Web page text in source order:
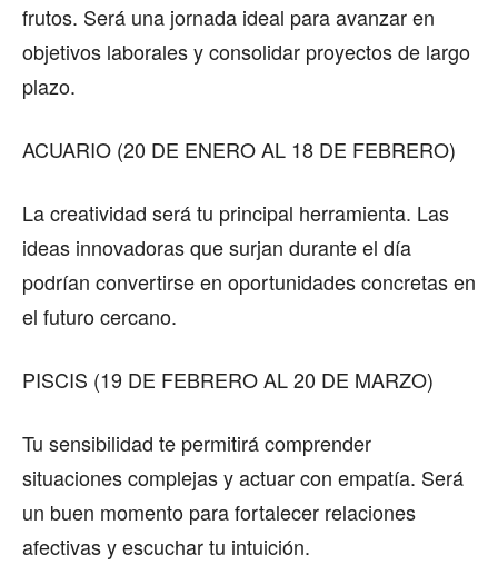
frutos. Será una jornada ideal para avanzar en
objetivos laborales y consolidar proyectos de largo
plazo.
ACUARIO (20 DE ENERO AL 18 DE FEBRERO)
La creatividad será tu principal herramienta. Las
ideas innovadoras que surjan durante el día
podrían convertirse en oportunidades concretas en
el futuro cercano.
PISCIS (19 DE FEBRERO AL 20 DE MARZO)
Tu sensibilidad te permitirá comprender
situaciones complejas y actuar con empatía. Será
un buen momento para fortalecer relaciones
afectivas y escuchar tu intuición.